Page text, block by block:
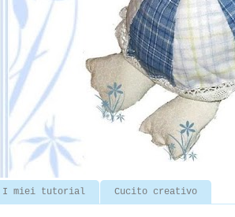
I miei tutorial Cucito creativo